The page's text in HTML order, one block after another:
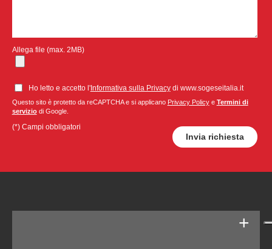
Allega file (max. 2MB)
Ho letto e accetto l'Informativa sulla Privacydi www.sogeseitalia.it
Questo sito è protetto da reCAPTCHA e si applicano Privacy Policye Termini di
serviziodi Google.
(*) Campi obbligatori